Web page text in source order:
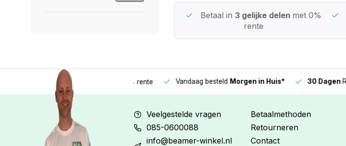
Beste Service Garantie Betaal in 3 gelijke delen met 0%
rente
3 gelijke delen Vandaag besteldMorgen in Huis* 30 DagenRetour*
Veelgestelde vragen
085-0600088
info@beamer-winkel.nl
Betaalmethoden
Retourneren
Contact